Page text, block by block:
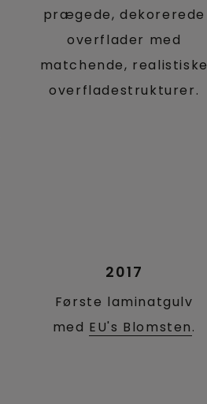
prægede, dekorerede
overflader med
matchende, realistiske
overfladestrukturer.
2017
Første laminatgulv
med EU's Blomsten.